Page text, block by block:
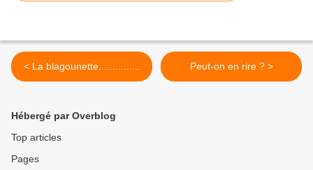
< La blagounette............... Peut-on en rire ? >
Hébergé par Overblog
Top articles
Pages